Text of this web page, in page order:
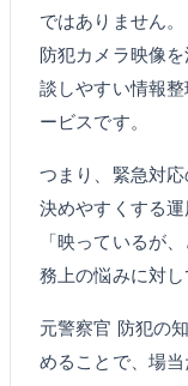
ではありません。
防犯カメラ映像
談しやすい情報
ービスです。
つまり、緊急対
決めやすくする運
「映っているが
務上の悩みに対し
元警察官 防犯の
めることで、場